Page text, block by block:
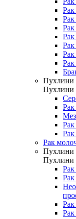
Рак
Рак
Рак
Рак
Пухлини
Пухлини
Рак
Рак
Рак
Рак
Пухлини
Пухлини
Рак
Рак
Рак